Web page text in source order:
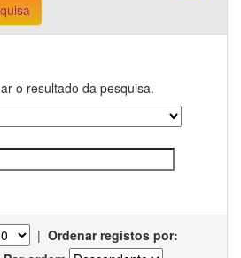
o resultado da pesquisa.
| Ordenar registos por: